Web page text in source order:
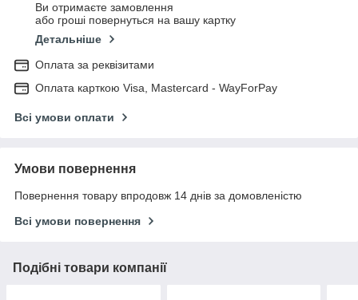
Ви отримаєте замовлення
або гроші повернуться на вашу картку
Детальніше
Оплата за реквізитами
Оплата карткою Visa, Mastercard - WayForPay
Всі умови оплати
Умови повернення
Повернення товару впродовж 14 днів за домовленістю
Всі умови повернення
Подібні товари компанії